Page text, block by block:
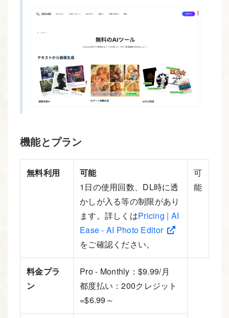
機能とプラン
無料利用
可能
1日の使用回数、DL時に透
かしが入る等の制限があり
ます。詳しくはPricing | AI
Ease - AI Photo Editor
をご確認ください。
可
能
料金プラ
ン
Pro - Monthly：$9.99/月
都度払い：200クレジット
=$6.99～